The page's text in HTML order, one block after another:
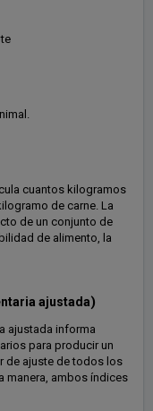
cuantos kilogramos
de carne. La
de un conjunto de
de alimento, la
ajustada)
ajustada informa
para producir un
de ajuste de todos los
manera, ambos índices